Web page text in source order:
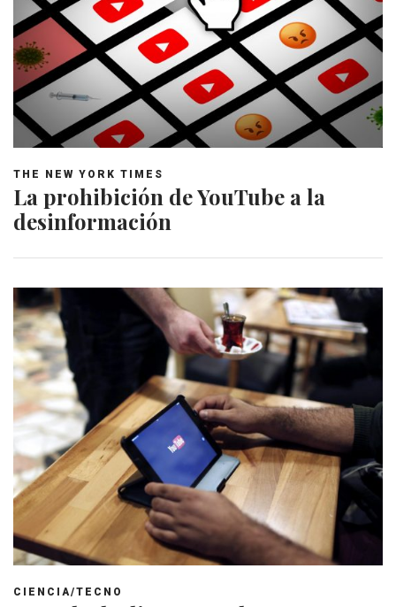
THE NEW YORK TIMES
La prohibición de YouTube a la
desinformación
CIENCIA/TECNO